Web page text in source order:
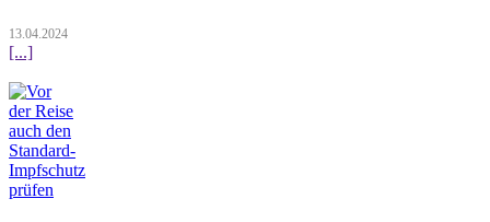
13.04.2024
[...]